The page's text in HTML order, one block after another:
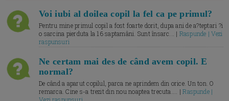
Voi iubi al doilea copil la fel ca pe primul?
Pentru mine primul copil a fost foarte dorit, dupa ani de a?teptari ?i
o sarcina pierduta la 16 saptamâni. Sunt însarc... | Raspunde | Vezi
raspunsuri
Ne certam mai des de când avem copil. E
normal?
De când a aparut copilul, parca ne aprindem din orice. Un ton. O
remarca. Cine s-a trezit din nou noaptea trecuta.... |Raspunde |